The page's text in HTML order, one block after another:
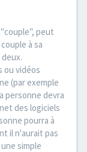
peut
à sa
ou vidéos
(par exemple
personne devra
des logiciels
pourra à
il n'aurait pas
simple